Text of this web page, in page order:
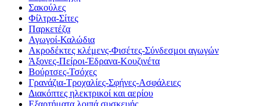
Σακούλες
Φίλτρα-Σίτες
Παρκετέζα
Αγωγοί-Καλώδια
Ακροδέκτες κλέμενς-Φισέτες-Σύνδεσμοι αγωγών
Άξονες-Πείροι-Έδρανα-Κουζινέτα
Βούρτσες-Τσόχες
Γρανάζια-Τροχαλίες-Σφήνες-Ασφάλειες
Διακόπτες ηλεκτρικοί και αερίου
Εξαρτήματα λοιπά συσκευής